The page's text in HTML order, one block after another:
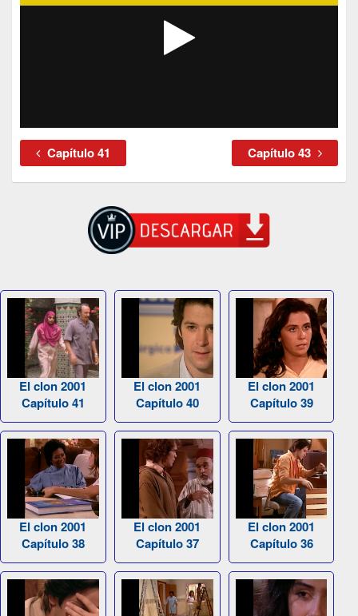
Capítulo 41 Capítulo 43
El clon 2001
Capítulo 41
El clon 2001
Capítulo 40
El clon 2001
Capítulo 39
El clon 2001
Capítulo 38
El clon 2001
Capítulo 37
El clon 2001
Capítulo 36